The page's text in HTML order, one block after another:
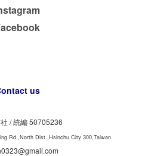
us
/統編 50705236
Rd.,North Dist.,Hsinchu City 300,Taiwan